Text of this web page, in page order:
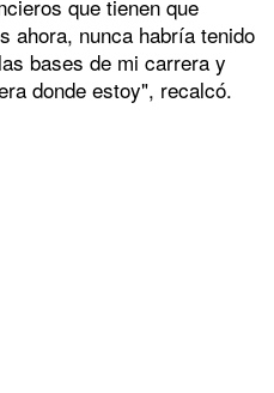
que tienen que
ahora, nunca habría tenido
bases de mi carrera y
donde estoy", recalcó.